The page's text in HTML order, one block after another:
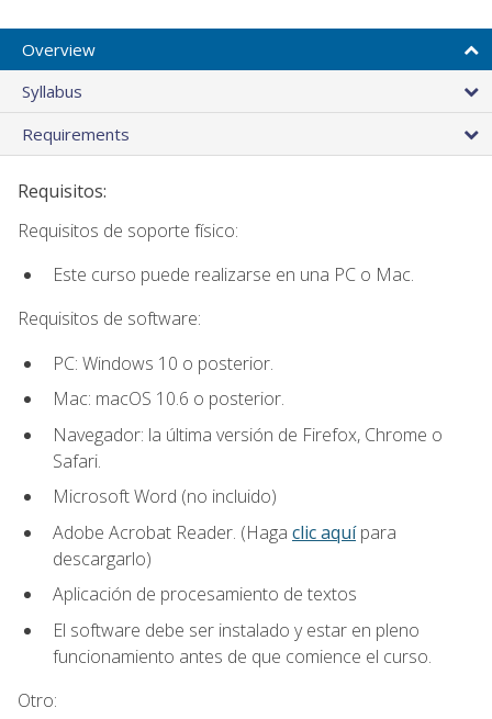
Overview
Syllabus
Requirements
Requisitos:
Requisitos de soporte físico:
Este curso puede realizarse en una PC o Mac.
Requisitos de software:
PC: Windows 10 o posterior.
Mac: macOS 10.6 o posterior.
Navegador: la última versión de Firefox, Chrome o
Safari.
Microsoft Word (no incluido)
Adobe Acrobat Reader. (Haga clic aquípara
descargarlo)
Aplicación de procesamiento de textos
El software debe ser instalado y estar en pleno
funcionamiento antes de que comience el curso.
Otro: